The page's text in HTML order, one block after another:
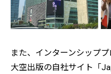
また、インターンシッププ
大空出版の自社サイト「